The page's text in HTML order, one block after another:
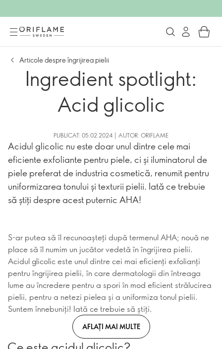
Articole despre îngrijirea pielii
Ingredient spotlight:
Acid glicolic
PUBLICAT: 05.02.2024 | AUTOR: ORIFLAME
Acidul glicolic nu este doar unul dintre cele mai
eficiente exfoliante pentru piele, ci și iluminatorul de
piele preferat de industria cosmetică, renumit pentru
uniformizarea tonului și texturii pielii. Iată ce trebuie
să știți despre acest puternic AHA!
S-ar putea să îl recunoașteți după termenul AHA; nouă ne
place să îl numim un jucător vedetă în îngrijirea pielii.
Acidul glicolic este unul dintre cei mai eficienți exfolianți
pentru îngrijirea pielii, în care dermatologii din întreaga
lume au încredere pentru a spori în mod eficient strălucirea
pielii, pentru a netezi pielea și a uniformiza tonul pielii.
Suntem înnebuniți! Iată ce trebuie să știți.
AFLAȚI MAI MULTE